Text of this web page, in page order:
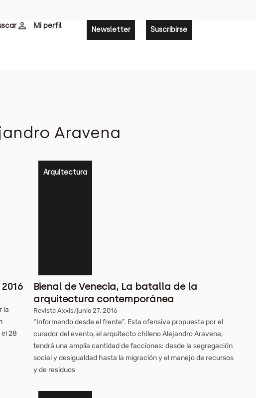
Mi perfil Newsletter Suscribirse
Aravena
la
28
Arquitectura
Bienal de Venecia, La batalla de la
arquitectura contemporánea
Revista Axxis/junio 27, 2016
“Informando desde el frente”. Esta ofensiva propuesta por el
curador del evento, el arquitecto chileno Alejandro Aravena,
tendrá una amplia cantidad de facciones: desde la segregación
social y desigualdad hasta la migración y el manejo de recursos
y de residuos